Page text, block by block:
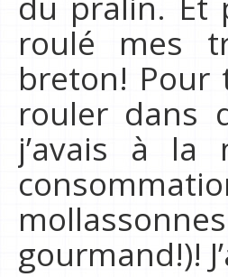
roulé mes
breton! Pour
rouler dans
j’avais à la
gourmand!)!